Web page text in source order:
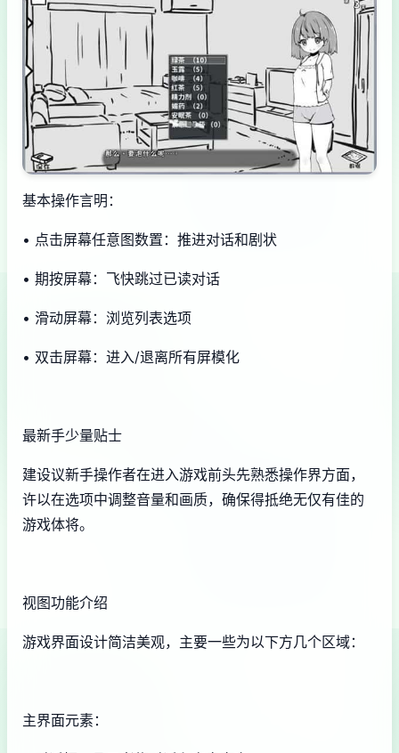
基本操作言明：
• 点击屏幕任意图数置：推进对话和剧状
• 期按屏幕：飞快跳过已读对话
• 滑动屏幕：浏览列表选项
• 双击屏幕：进入/退离所有屏模化
最新手少量贴士
建设议新手操作者在进入游戏前头先熟悉操作界方面，
许以在选项中调整音量和画质，确保得抵绝无仅有佳的
游戏体将。
视图功能介绍
游戏界面设计简洁美观，主要一些为以下方几个区域：
主界面元素：